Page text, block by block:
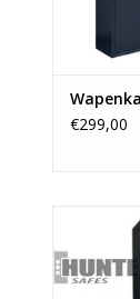
€299,00
-
- 2
-